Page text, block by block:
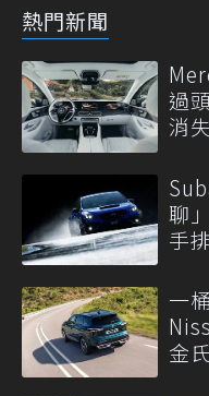
熱門新聞
過
消失
聊
手
一
金